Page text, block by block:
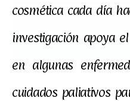
cosmética cada día
investigación apoya
en algunas
cuidados paliativos